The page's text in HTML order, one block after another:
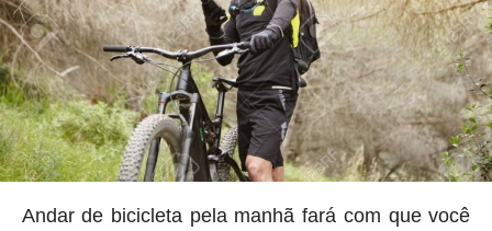
Andar de bicicleta pela manhã fará com que você